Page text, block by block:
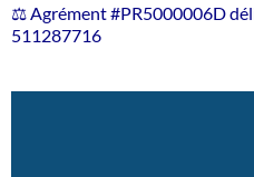
⚖️ Agrément #PR5000006D
511287716